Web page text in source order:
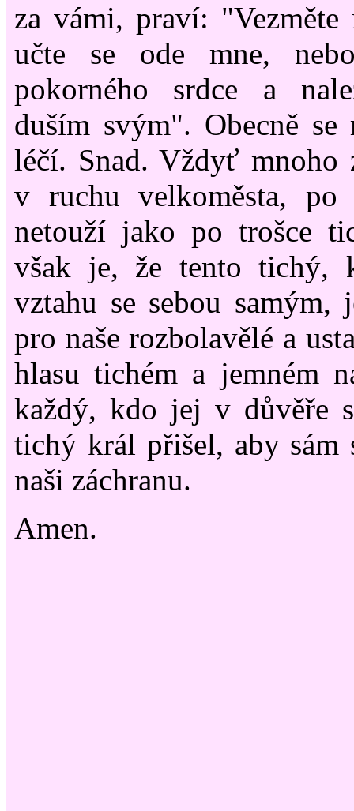
za vámi, praví: "Vezměte
učte se ode mne,
pokorného srdce a
duším svým". Obecně
léčí. Snad. Vždyť mnoho
v ruchu velkoměsta,
netouží jako po trošce
však je, že tento tichý,
vztahu se sebou samým,
pro naše rozbolavělé a
hlasu tichém a jemném
každý, kdo jej v důvěře
tichý král přišel, aby sám
naši záchranu.
Amen.